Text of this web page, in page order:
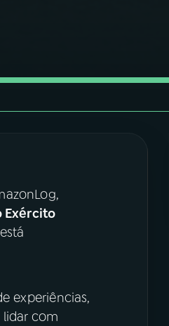
Exército
experiências,
com